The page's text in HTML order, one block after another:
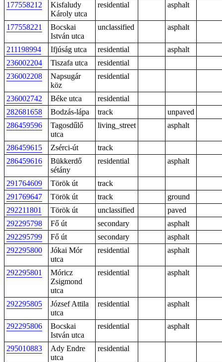
177558212
Kisfaludy
Károly utca
residential asphalt
177558221
Bocskai
István utca
unclassified asphalt
211198994 Ifjúság utca residential
asphalt
236002204
Tiszafa utca
residential
236002208
Napsugár
köz
residential
236002742 Béke utca
residential
282681658
Bodzás-lápa track
unpaved
286459596
Tagosdűlő
utca
living_street asphalt
286459615 Zsérci-út
track
286459616
Bükkerdő
sétány
residential asphalt
291764609 Török út
track
291769647
Török út track
ground
292211801
Török út unclassified
paved
292295798
Fő út secondary
asphalt
292295799
Fő út secondary
asphalt
292295800
Jókai Mór
utca
residential asphalt
292295801
Móricz
Zsigmond
utca
residential asphalt
292295805
József Attila
utca
residential asphalt
292295806
Bocskai
István utca
residential asphalt
295010883
Ady Endre
utca
residential